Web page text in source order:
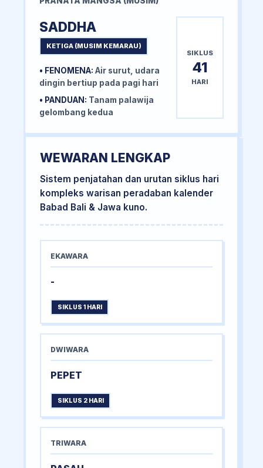
SADDHA
KETIGA (MUSIM KEMARAU)
• FENOMENA: Air surut, udara
dingin bertiup pada pagi hari
• PANDUAN: Tanam palawija
gelombang kedua
SIKLUS
41
HARI
WEWARAN LENGKAP
Sistem penjatahan dan urutan siklus hari
kompleks warisan peradaban kalender
Babad Bali & Jawa kuno.
EKAWARA
-
SIKLUS 1 HARI
DWIWARA
PEPET
SIKLUS 2 HARI
TRIWARA